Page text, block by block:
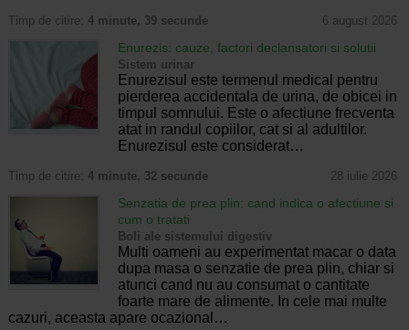
Timp de citire: 4 minute, 39 secunde 6 august 2026
Enurezis: cauze, factori declansatori si solutii
Sistem urinar
Enurezisul este termenul medical pentru
pierderea accidentala de urina, de obicei in
timpul somnului. Este o afectiune frecventa
atat in randul copiilor, cat si al adultilor.
Enurezisul este considerat…
Timp de citire: 4 minute, 32 secunde 28 iulie 2026
Senzatia de prea plin: cand indica o afectiune si
cum o tratati
Boli ale sistemului digestiv
Multi oameni au experimentat macar o data
dupa masa o senzatie de prea plin, chiar si
atunci cand nu au consumat o cantitate
foarte mare de alimente. In cele mai multe
cazuri, aceasta apare ocazional…